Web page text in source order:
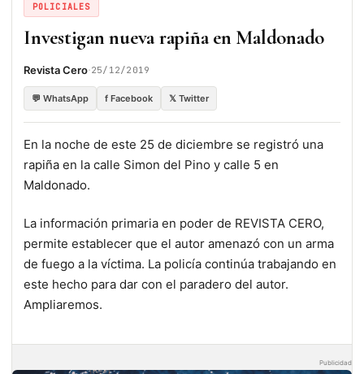
POLICIALES
Investigan nueva rapiña en Maldonado
Revista Cero·25/12/2019
💬 WhatsApp f Facebook 𝕏 Twitter
En la noche de este 25 de diciembre se registró una
rapiña en la calle Simon del Pino y calle 5 en
Maldonado.
La información primaria en poder de REVISTA CERO,
permite establecer que el autor amenazó con un arma
de fuego a la víctima. La policía continúa trabajando en
este hecho para dar con el paradero del autor.
Ampliaremos.
Publicidad